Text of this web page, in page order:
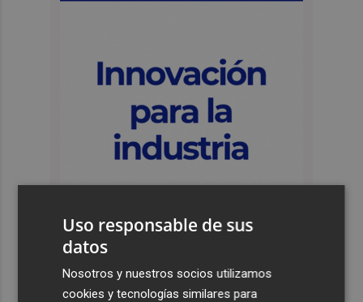
Últimas Noticias
Uso responsable de sus
datos
Nosotros y nuestros socios utilizamos
cookies y tecnologías similares para